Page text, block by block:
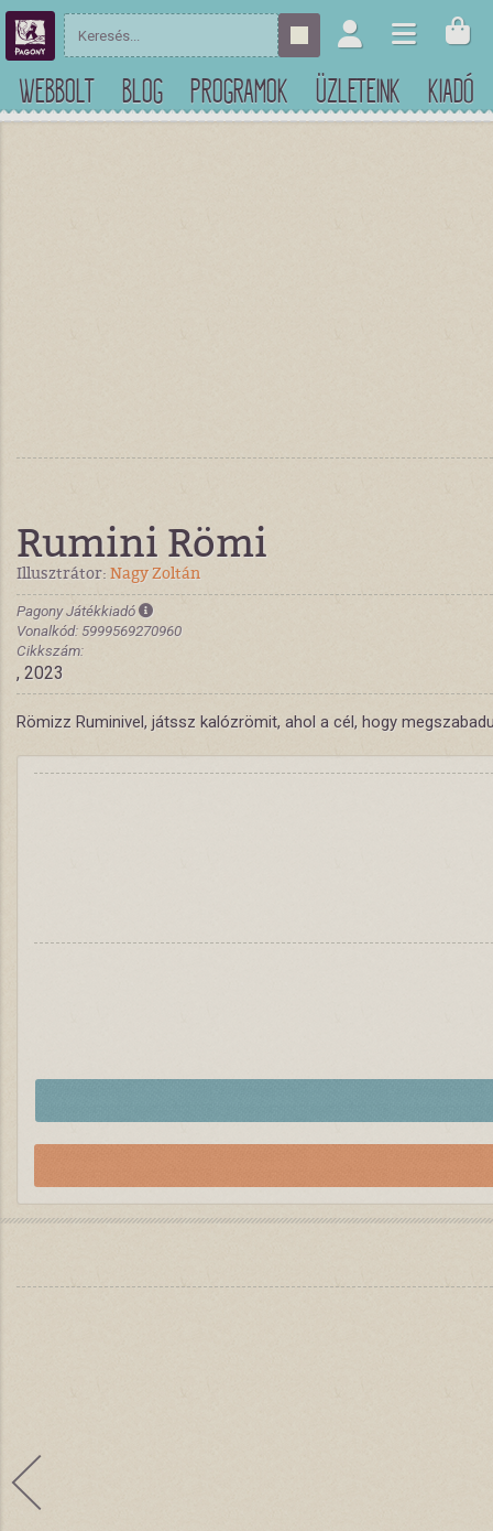
WEBBOLT BLOG PROGRAMOK ÜZLETEINK KIADÓ
Rumini Römi
Illusztrátor: Nagy Zoltán
Pagony Játékkiadó
Vonalkód: 5999569270960
Cikkszám:
, 2023
Römizz Ruminivel, játssz kalózrömit, ahol a cél, hogy